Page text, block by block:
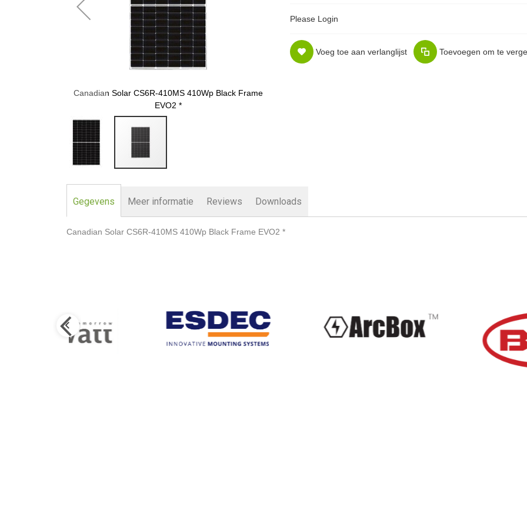
Canadian Solar CS6R-410MS 410Wp Black Frame
EVO2 *
naar
de
Please Login
Voeg toe aan verlanglijst Toevoegen om te
Gegevens
Canadian Solar CS6R-410MS 410Wp Black Frame EVO2 *
Meer informatie Reviews Downloads